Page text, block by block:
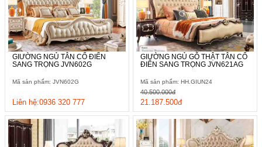
GIƯỜNG NGỦ TÂN CỔ ĐIỂN
SANG TRỌNG JVN602G
Mã sản phẩm: JVN602G
Liên hệ:0936 320 777
GIƯỜNG NGỦ GỖ THẬT TÂN CỔ
ĐIỂN SANG TRỌNG JVN621AG
Mã sản phẩm: HH.GIUN24
21.187.500đ
40.500.000đ